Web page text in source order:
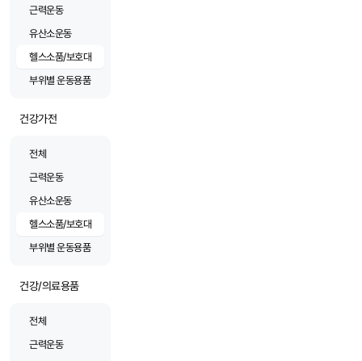
근력운동
유산소운동
헬스소품/보호대
부위별 운동용품
건강가전
전체
근력운동
유산소운동
헬스소품/보호대
부위별 운동용품
건강/의료용품
전체
근력운동